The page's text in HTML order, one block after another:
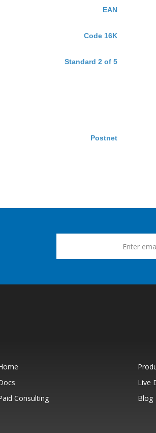
EAN
Code 16K
Standard 2 of 5
Postnet
Live
Consulting
Blog